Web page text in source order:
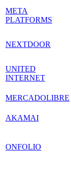
META
PLATFORMS
NEXTDOOR
UNITED
INTERNET
MERCADOLIBRE
AKAMAI
ONFOLIO